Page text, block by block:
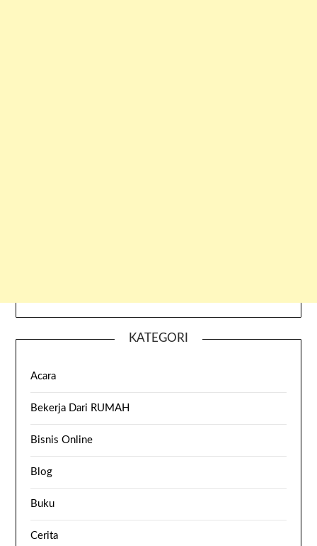
KATEGORI
Acara
Bekerja Dari RUMAH
Bisnis Online
Blog
Buku
Cerita